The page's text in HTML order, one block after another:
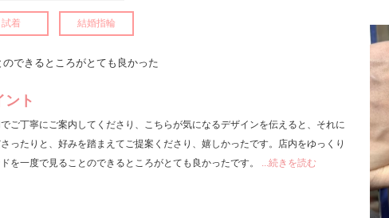
試着 結婚指輪
できるところがとても良かった
ント
ご丁寧にご案内してくださり、こちらが気になるデザインを伝えると、それに
ったりと、好みを踏まえてご提案くださり、嬉しかったです。店内をゆっくり
を一度で見ることのできるところがとても良かったです。
...続きを読む